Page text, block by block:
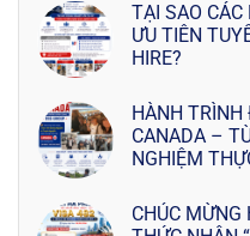
TẠI SAO CÁC
ƯU TIÊN
HIRE?
HÀNH
CANADA –
NGHIỆM
CHÚC MỪNG